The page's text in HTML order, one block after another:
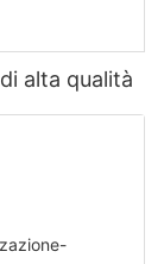
alta qualità